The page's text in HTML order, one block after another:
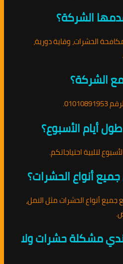
الشركة؟
الحشرات، وقاية دورية،
الشركة؟
أيام الأسبوع؟
لتلبية احتياجاتكم.
أنواع الحشرات؟
جميع أنواع الحشرات مثل النمل،
مشكلة حشرات ولا